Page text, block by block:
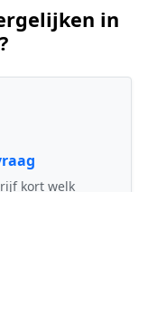
in
kort welk